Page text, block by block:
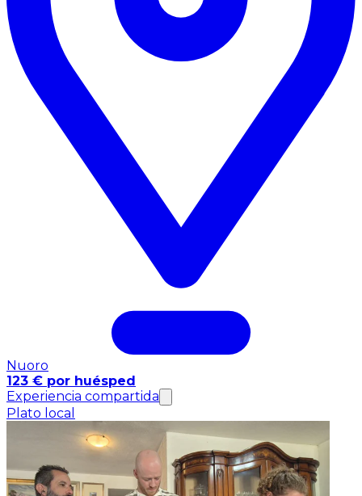
Nuoro
123 € por huésped
Experiencia compartida
Plato local